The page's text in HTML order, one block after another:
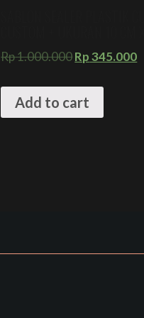
Rp1.000.000Rp345.000
Add to cart